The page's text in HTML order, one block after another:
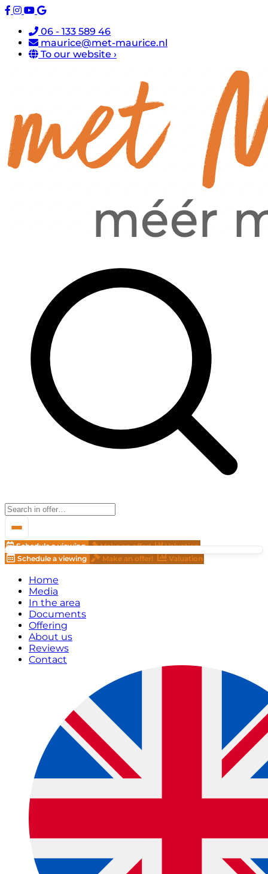
06 - 133 589 46
maurice@met-maurice.nl
To our website ›
Schedule a viewing Make an offer!
Valuation
Schedule a viewing
Make an offer! Valuation
Home
Media
In the area
Documents
Offering
About us
Reviews
Contact